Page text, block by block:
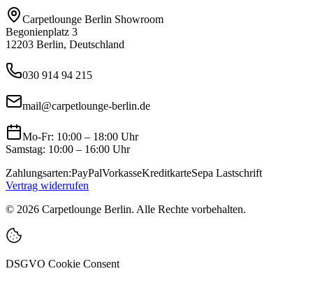
Carpetlounge Berlin Showroom
Begonienplatz 3
12203 Berlin, Deutschland
030 914 94 215
mail@carpetlounge-berlin.de
Mo-Fr: 10:00 – 18:00 Uhr
Samstag: 10:00 – 16:00 Uhr
Zahlungsarten:PayPalVorkasseKreditkarteSepa Lastschrift
Vertrag widerrufen
© 2026 Carpetlounge Berlin. Alle Rechte vorbehalten.
DSGVO Cookie Consent